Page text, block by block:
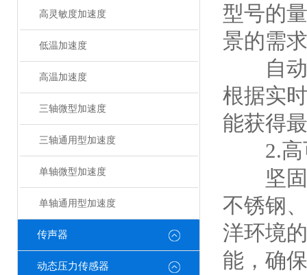
高灵敏度加速度
低温加速度
高温加速度
三轴微型加速度
三轴通用型加速度
单轴微型加速度
单轴通用型加速度
传声器
动态压力传感器
型号的
景的需
自动
根据实
能获得
2.高
坚固
不锈钢
洋环境
能，确